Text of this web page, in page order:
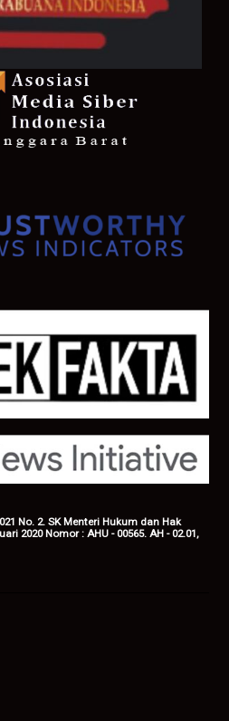
No. 2. SK Menteri Hukum dan Hak
2020 Nomor : AHU - 00565. AH - 02.01,